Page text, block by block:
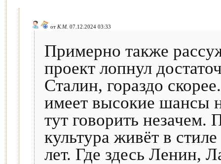
от К.М. 07.12.2024 03:33
Примерно также
проект лопнул
Сталин, гораздо
имеет высокие шансы
тут говорить незачем.
культура живёт в
лет. Где здесь Ленин,